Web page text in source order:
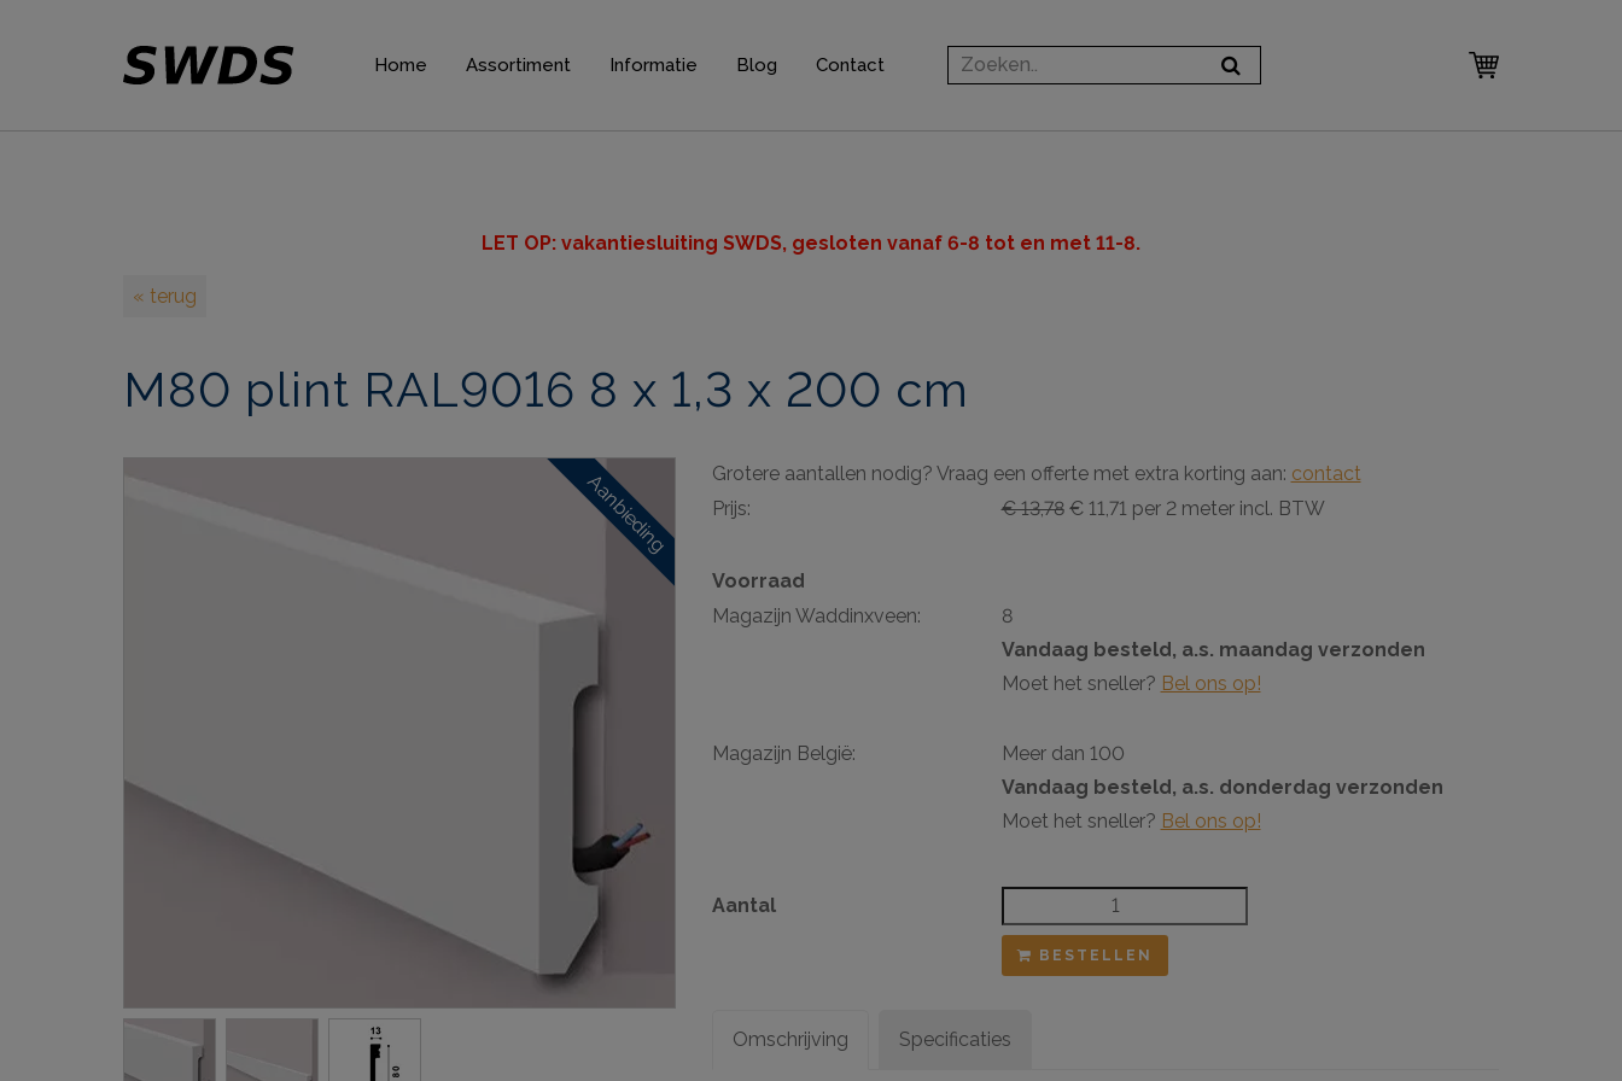
Home Assortiment
Verlichtingsprofielen
Decoratieve elementen
Lijmen & gereedschappen
Informatie Blog Contact
LET OP: vakantiesluiting SWDS, gesloten vanaf 6-8 tot en met 11-8.
« terug
M80 plint RAL9016 8 x 1,3 x 200 cm
Aanbieding Grotere aantallen nodig? Vraag een offerte met extra korting aan: contact
Prijs:
€ 13,78€ 11,71 per 2 meter incl. BTW
Voorraad
Magazijn Waddinxveen:
8
Vandaag besteld, a.s. maandag verzonden
Moet het sneller? Bel ons op!
Magazijn België:
Meer dan 100
Vandaag besteld, a.s. donderdag verzonden
Moet het sneller? Bel ons op!
Aantal
BESTELLEN
Omschrijving Specificaties